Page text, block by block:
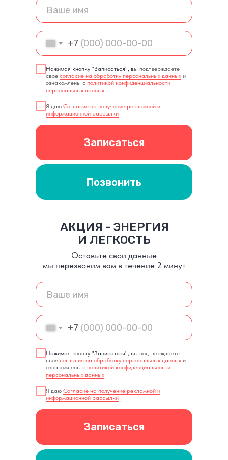
+7
Нажимая кнопку "Записаться", вы подтверждаете
свое согласие на обработку персональных данных и
ознакомлены с политикой конфиденциальности
персональных данных
Я даю Согласие на получение рекламной и
информационной рассылки
Записаться
Позвонить
АКЦИЯ - ЭНЕРГИЯ
И ЛЕГКОСТЬ
Оставьте свои данные
мы перезвоним вам в течение 2 минут
+7
Нажимая кнопку "Записаться", вы подтверждаете
свое согласие на обработку персональных данных и
ознакомлены с политикой конфиденциальности
персональных данных
Я даю Согласие на получение рекламной и
информационной рассылки
Записаться